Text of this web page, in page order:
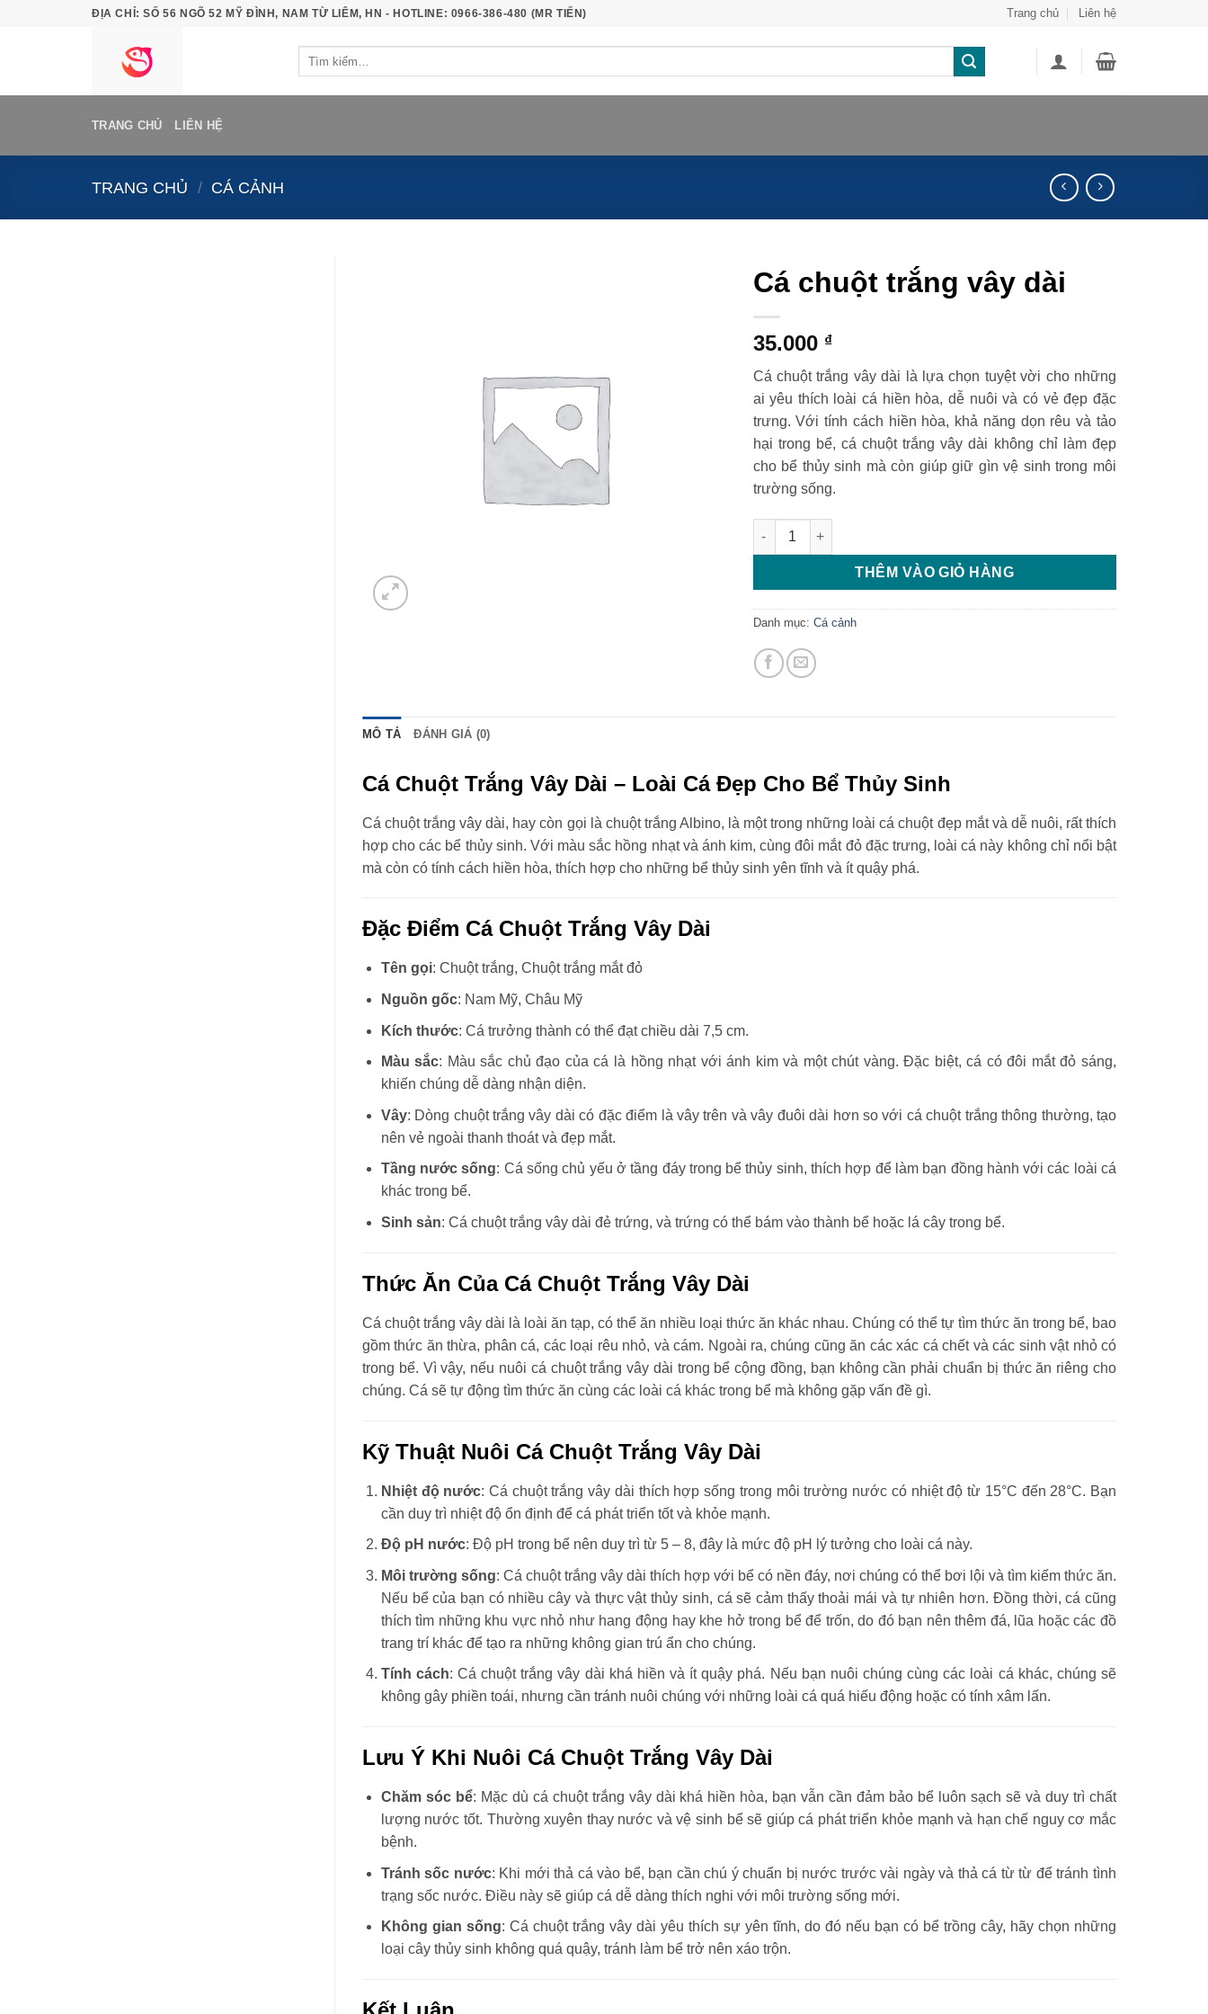
ĐỊA CHỈ: SỐ 56 NGÕ 52 MỸ ĐÌNH, NAM TỪ LIÊM, HN - HOTLINE: 0966-386-480 (MR TIẾN) Trang chủ Liên hệ
TRANG CHỦ LIÊN HỆ
TRANG CHỦ / CÁ CẢNH
Cá chuột trắng vây dài
35.000 ₫
Cá chuột trắng vây dài là lựa chọn tuyệt vời cho những
ai yêu thích loài cá hiền hòa, dễ nuôi và có vẻ đẹp đặc
trưng. Với tính cách hiền hòa, khả năng dọn rêu và tảo
hại trong bể, cá chuột trắng vây dài không chỉ làm đẹp
cho bể thủy sinh mà còn giúp giữ gìn vệ sinh trong môi
trường sống.
Cá chuột trắng vây dài số lượng
THÊM VÀO GIỎ HÀNG
Danh mục: Cá cảnh
MÔ TẢ ĐÁNH GIÁ (0)
Cá Chuột Trắng Vây Dài – Loài Cá Đẹp Cho Bể Thủy Sinh
Cá chuột trắng vây dài, hay còn gọi là chuột trắng Albino, là một trong những loài cá chuột đẹp mắt và dễ nuôi, rất thích
hợp cho các bể thủy sinh. Với màu sắc hồng nhạt và ánh kim, cùng đôi mắt đỏ đặc trưng, loài cá này không chỉ nổi bật
mà còn có tính cách hiền hòa, thích hợp cho những bể thủy sinh yên tĩnh và ít quậy phá.
Đặc Điểm Cá Chuột Trắng Vây Dài
Tên gọi: Chuột trắng, Chuột trắng mắt đỏ
Nguồn gốc: Nam Mỹ, Châu Mỹ
Kích thước: Cá trưởng thành có thể đạt chiều dài 7,5 cm.
Màu sắc: Màu sắc chủ đạo của cá là hồng nhạt với ánh kim và một chút vàng. Đặc biệt, cá có đôi mắt đỏ sáng,
khiến chúng dễ dàng nhận diện.
Vây: Dòng chuột trắng vây dài có đặc điểm là vây trên và vây đuôi dài hơn so với cá chuột trắng thông thường, tạo
nên vẻ ngoài thanh thoát và đẹp mắt.
Tầng nước sống: Cá sống chủ yếu ở tầng đáy trong bể thủy sinh, thích hợp để làm bạn đồng hành với các loài cá
khác trong bể.
Sinh sản: Cá chuột trắng vây dài đẻ trứng, và trứng có thể bám vào thành bể hoặc lá cây trong bể.
Thức Ăn Của Cá Chuột Trắng Vây Dài
Cá chuột trắng vây dài là loài ăn tạp, có thể ăn nhiều loại thức ăn khác nhau. Chúng có thể tự tìm thức ăn trong bể, bao
gồm thức ăn thừa, phân cá, các loại rêu nhỏ, và cám. Ngoài ra, chúng cũng ăn các xác cá chết và các sinh vật nhỏ có
trong bể. Vì vậy, nếu nuôi cá chuột trắng vây dài trong bể cộng đồng, bạn không cần phải chuẩn bị thức ăn riêng cho
chúng. Cá sẽ tự động tìm thức ăn cùng các loài cá khác trong bể mà không gặp vấn đề gì.
Kỹ Thuật Nuôi Cá Chuột Trắng Vây Dài
Nhiệt độ nước: Cá chuột trắng vây dài thích hợp sống trong môi trường nước có nhiệt độ từ 15°C đến 28°C. Bạn
cần duy trì nhiệt độ ổn định để cá phát triển tốt và khỏe mạnh.
Độ pH nước: Độ pH trong bể nên duy trì từ 5 – 8, đây là mức độ pH lý tưởng cho loài cá này.
Môi trường sống: Cá chuột trắng vây dài thích hợp với bể có nền đáy, nơi chúng có thể bơi lội và tìm kiếm thức ăn.
Nếu bể của bạn có nhiều cây và thực vật thủy sinh, cá sẽ cảm thấy thoải mái và tự nhiên hơn. Đồng thời, cá cũng
thích tìm những khu vực nhỏ như hang động hay khe hở trong bể để trốn, do đó bạn nên thêm đá, lũa hoặc các đồ
trang trí khác để tạo ra những không gian trú ẩn cho chúng.
Tính cách: Cá chuột trắng vây dài khá hiền và ít quậy phá. Nếu bạn nuôi chúng cùng các loài cá khác, chúng sẽ
không gây phiền toái, nhưng cần tránh nuôi chúng với những loài cá quá hiếu động hoặc có tính xâm lấn.
Lưu Ý Khi Nuôi Cá Chuột Trắng Vây Dài
Chăm sóc bể: Mặc dù cá chuột trắng vây dài khá hiền hòa, bạn vẫn cần đảm bảo bể luôn sạch sẽ và duy trì chất
lượng nước tốt. Thường xuyên thay nước và vệ sinh bể sẽ giúp cá phát triển khỏe mạnh và hạn chế nguy cơ mắc
bệnh.
Tránh sốc nước: Khi mới thả cá vào bể, bạn cần chú ý chuẩn bị nước trước vài ngày và thả cá từ từ để tránh tình
trạng sốc nước. Điều này sẽ giúp cá dễ dàng thích nghi với môi trường sống mới.
Không gian sống: Cá chuột trắng vây dài yêu thích sự yên tĩnh, do đó nếu bạn có bể trồng cây, hãy chọn những
loại cây thủy sinh không quá quậy, tránh làm bể trở nên xáo trộn.